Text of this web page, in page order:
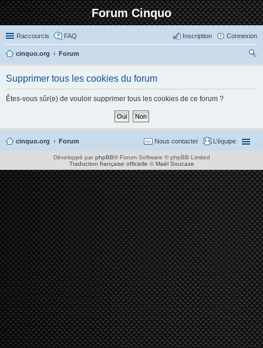
Forum Cinquo
Raccourcis FAQ Connexion
Inscription
cinquo.org
Forum
Supprimer tous les cookies du forum
Êtes-vous sûr(e) de vouloir supprimer tous les cookies de ce forum ?
cinquo.org Forum L’équipe
Nous contacter
Développé par phpBB® Forum Software © phpBB Limited
Traduction française officielle ©Maël Soucaze